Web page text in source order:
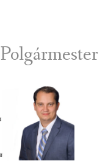
Polgármester